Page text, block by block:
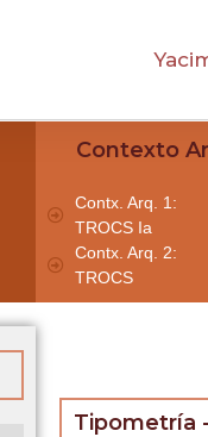
Contexto
Contx. Arq. 1:
TROCS Ia
Contx. Arq. 2:
TROCS
Tipometría